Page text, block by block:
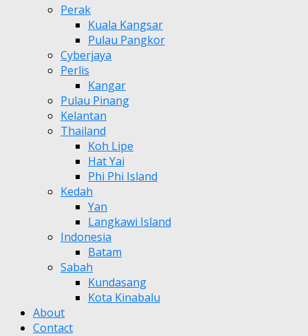
Perak
Kuala Kangsar
Pulau Pangkor
Cyberjaya
Perlis
Kangar
Pulau Pinang
Kelantan
Thailand
Koh Lipe
Hat Yai
Phi Phi Island
Kedah
Yan
Langkawi Island
Indonesia
Batam
Sabah
Kundasang
Kota Kinabalu
About
Contact